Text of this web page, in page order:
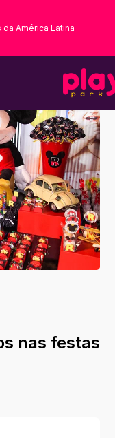
América Latina
nas festas